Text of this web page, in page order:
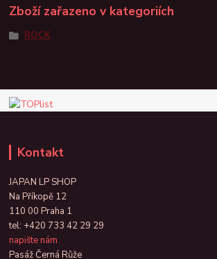
Zboží zařazeno v kategoriích
ROCK
Kontakt
JAPAN LP SHOP
Na Příkopě 12
110 00 Praha 1
tel: +420 733 42 29 29
napište nám
Pasáž Černá Růže